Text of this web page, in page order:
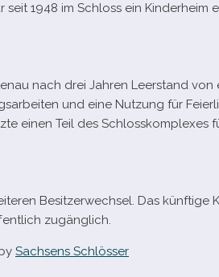
seit 1948 im Schloss ein Kinderheim
nach drei Jahren Leerstand von
und eine Nutzung für
einen Teil des Schlosskomplexes
Besitzerwechsel. Das
zugänglich.
Sachsens Schlösser